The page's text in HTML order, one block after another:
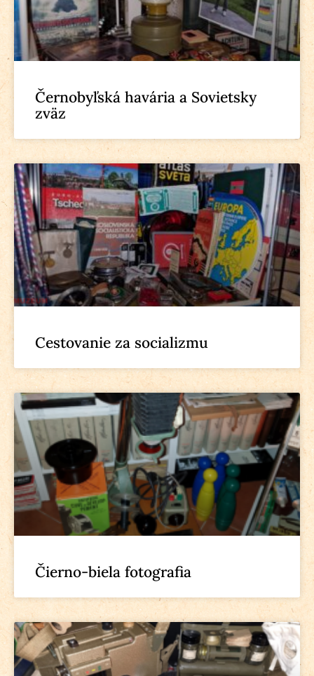
Černobyľská havária a Sovietsky
zväz
Cestovanie za socializmu
Čierno-biela fotografia